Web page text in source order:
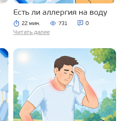
Есть ли аллергия на воду
22 мин. 731 0
Читать далее